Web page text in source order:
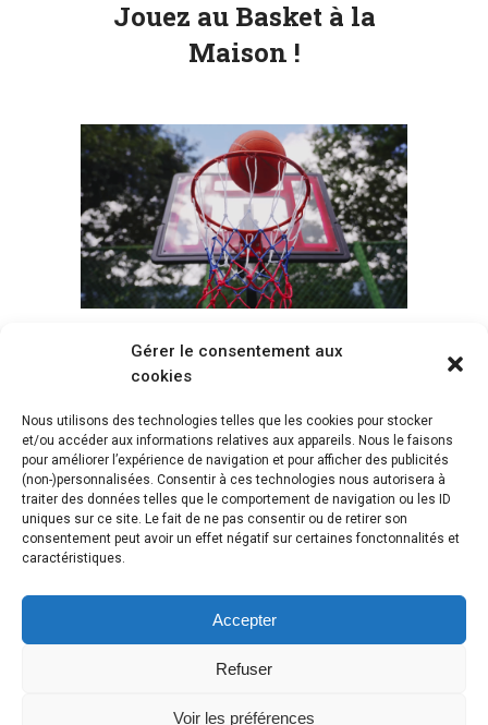
Gérer le consentement aux
cookies
Nous utilisons des technologies telles que les cookies pour stocker
et/ou accéder aux informations relatives aux appareils. Nous le faisons
pour améliorer l’expérience de navigation et pour afficher des publicités
(non-)personnalisées. Consentir à ces technologies nous autorisera à
traiter des données telles que le comportement de navigation ou les ID
uniques sur ce site. Le fait de ne pas consentir ou de retirer son
consentement peut avoir un effet négatif sur certaines fonctonnalités et
caractéristiques.
Accepter
Refuser
Voir les préférences
Jouez au Basket à la
Maison !
Voir tous les paniers